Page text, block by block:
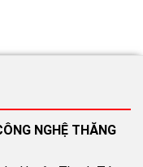
NGHỆ THĂNG